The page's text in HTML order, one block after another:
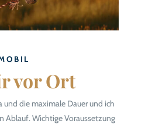
vor Ort
und die maximale Dauer und ich
Ablauf. Wichtige Voraussetzung